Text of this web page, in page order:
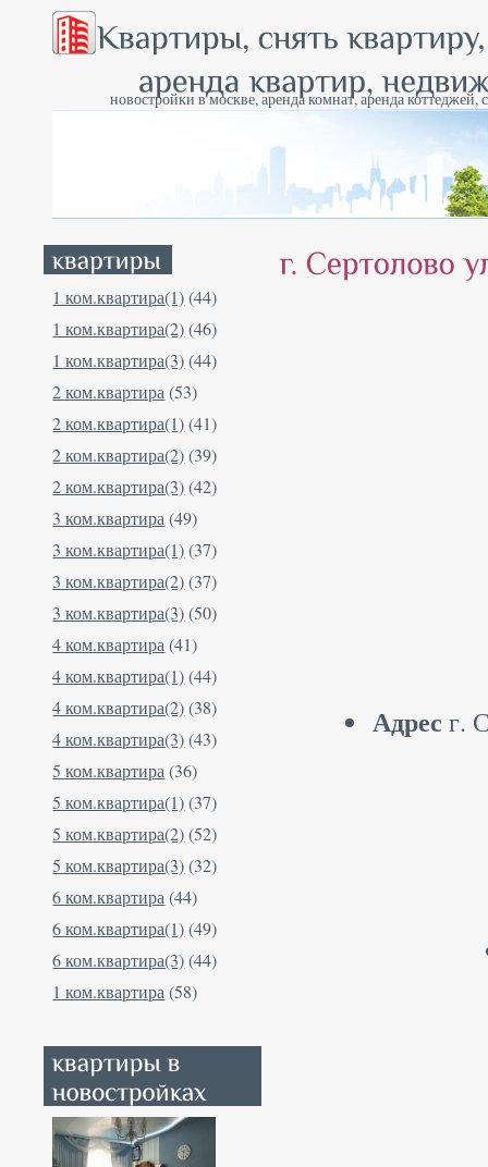
новостройки в москве, аренда комнат, аренда
1 ком.квартира(1)(44)
1 ком.квартира(2)(46)
1 ком.квартира(3)(44)
2 ком.квартира (53)
2 ком.квартира(1)(41)
2 ком.квартира(2)(39)
2 ком.квартира(3)(42)
3 ком.квартира (49)
3 ком.квартира(1)(37)
3 ком.квартира(2)(37)
3 ком.квартира(3)(50)
4 ком.квартира (41)
4 ком.квартира(1)(44)
4 ком.квартира(2)(38)
4 ком.квартира(3)(43)
5 ком.квартира (36)
5 ком.квартира(1)(37)
5 ком.квартира(2)(52)
5 ком.квартира(3)(32)
6 ком.квартира (44)
6 ком.квартира(1)(49)
6 ком.квартира(3)(44)
1 ком.квартира (58)
Адрес г.